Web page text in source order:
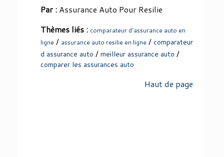
Par : Assurance Auto Pour Resilie
Thèmes liés : comparateur d'assurance auto en
ligne / assurance auto resilie en ligne / comparateur
d assurance auto / meilleur assurance auto /
comparer les assurances auto
Haut de page